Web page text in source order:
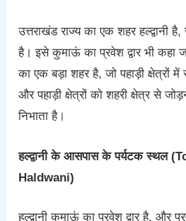
उत्तराखंड राज्य का एक शहर हल्द्वानी
है। इसे कुमाऊं का प्रवेश द्वार भी कहा
का एक बड़ा शहर है, जो पहाड़ी क्षेत्रों में
और पहाड़ी क्षेत्रों को शहरी क्षेत्र से
निभाता है।
हल्द्वानी के आसपास के पर्यटक स्थल
Haldwani)
हल्द्वानी कुमाऊं का प्रवेश द्वार है, और